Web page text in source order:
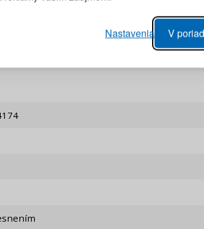
V
Nastavenia
PRIHLÁSIŤ